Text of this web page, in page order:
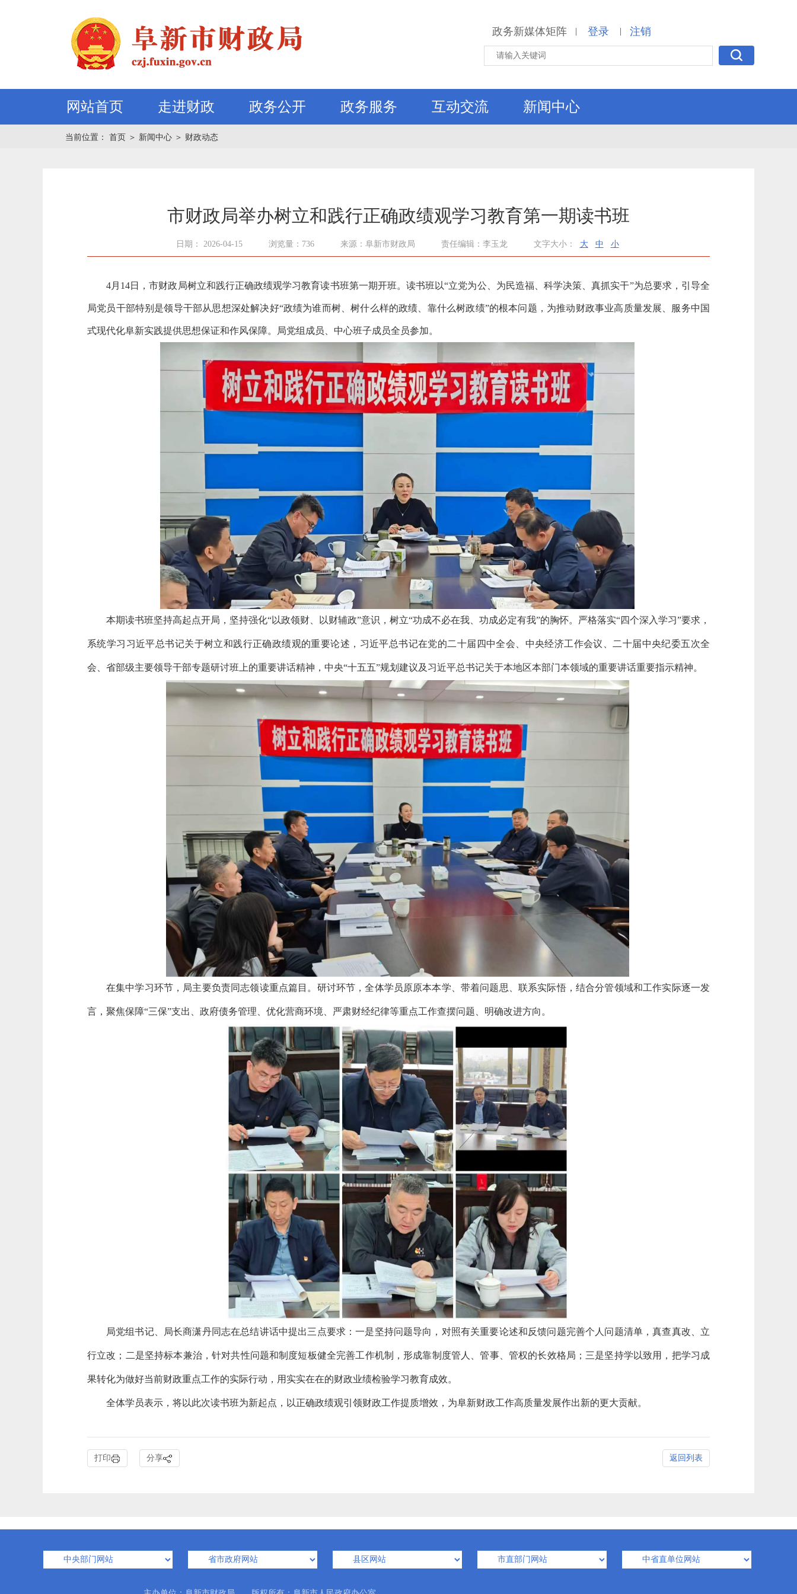
政务新媒体矩阵 | 登录 | 注销
网站首页 走进财政 政务公开 政务服务 互动交流 新闻中心
当前位置： 首页 ＞ 新闻中心 ＞ 财政动态
市财政局举办树立和践行正确政绩观学习教育第一期读书班
日期： 2026-04-15 浏览量：736 来源：阜新市财政局 责任编辑：李玉龙 文字大小： 大 中 小
4月14日，市财政局树立和践行正确政绩观学习教育读书班第一期开班。读书班以“立党为公、为民造福、科学决策、真抓实干”为总要求，引导全
局党员干部特别是领导干部从思想深处解决好“政绩为谁而树、树什么样的政绩、靠什么树政绩”的根本问题，为推动财政事业高质量发展、服务中国
式现代化阜新实践提供思想保证和作风保障。局党组成员、中心班子成员全员参加。
本期读书班坚持高起点开局，坚持强化“以政领财、以财辅政”意识，树立“功成不必在我、功成必定有我”的胸怀。严格落实“四个深入学习”要求，
系统学习习近平总书记关于树立和践行正确政绩观的重要论述，习近平总书记在党的二十届四中全会、中央经济工作会议、二十届中央纪委五次全
会、省部级主要领导干部专题研讨班上的重要讲话精神，中央“十五五”规划建议及习近平总书记关于本地区本部门本领域的重要讲话重要指示精神。
在集中学习环节，局主要负责同志领读重点篇目。研讨环节，全体学员原原本本学、带着问题思、联系实际悟，结合分管领域和工作实际逐一发
言，聚焦保障“三保”支出、政府债务管理、优化营商环境、严肃财经纪律等重点工作查摆问题、明确改进方向。
局党组书记、局长商潇丹同志在总结讲话中提出三点要求：一是坚持问题导向，对照有关重要论述和反馈问题完善个人问题清单，真查真改、立
行立改；二是坚持标本兼治，针对共性问题和制度短板健全完善工作机制，形成靠制度管人、管事、管权的长效格局；三是坚持学以致用，把学习成
果转化为做好当前财政重点工作的实际行动，用实实在在的财政业绩检验学习教育成效。
全体学员表示，将以此次读书班为新起点，以正确政绩观引领财政工作提质增效，为阜新财政工作高质量发展作出新的更大贡献。
打印 分享 返回列表